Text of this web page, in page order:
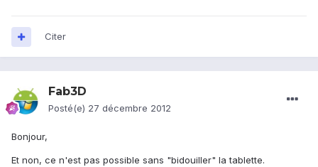
Citer
Fab3D
Posté(e) 27 décembre 2012
Bonjour,
Et non, ce n'est pas possible sans "bidouiller" la tablette.